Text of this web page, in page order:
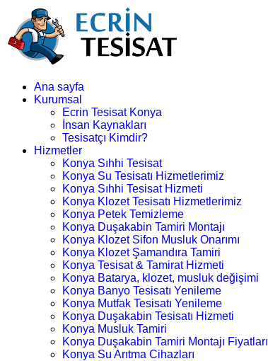
Ana sayfa
Kurumsal
Ecrin Tesisat Konya
İnsan Kaynakları
Tesisatçı Kimdir?
Hizmetler
Konya Sıhhi Tesisat
Konya Su Tesisatı Hizmetlerimiz
Konya Sıhhi Tesisat Hizmeti
Konya Klozet Tesisatı Hizmetlerimiz
Konya Petek Temizleme
Konya Duşakabin Tamiri Montajı
Konya Klozet Sifon Musluk Onarımı
Konya Klozet Şamandıra Tamiri
Konya Tesisat & Tamirat Hizmeti
Konya Batarya, klozet, musluk değişimi
Konya Banyo Tesisatı Yenileme
Konya Mutfak Tesisatı Yenileme
Konya Duşakabin Tesisatı Hizmeti
Konya Musluk Tamiri
Konya Duşakabin Tamiri Montajı Fiyatları
Konya Su Arıtma Cihazları